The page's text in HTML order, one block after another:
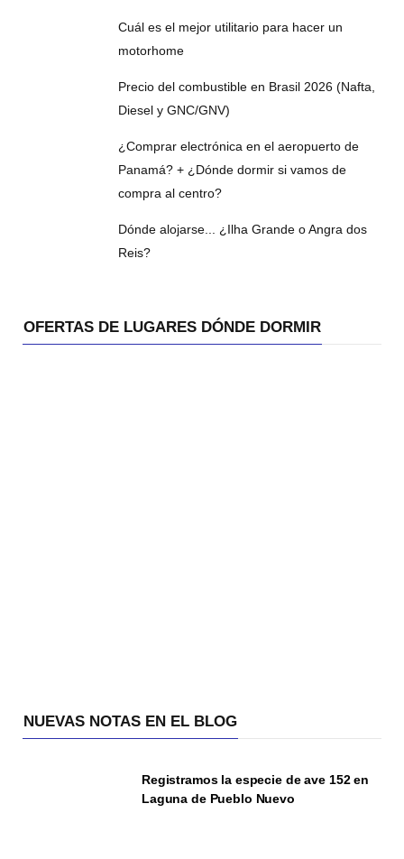
Cuál es el mejor utilitario para hacer un
motorhome
Precio del combustible en Brasil 2026 (Nafta,
Diesel y GNC/GNV)
¿Comprar electrónica en el aeropuerto de
Panamá? + ¿Dónde dormir si vamos de
compra al centro?
Dónde alojarse... ¿Ilha Grande o Angra dos
Reis?
OFERTAS DE LUGARES DÓNDE DORMIR
NUEVAS NOTAS EN EL BLOG
Registramos la especie de ave 152 en
Laguna de Pueblo Nuevo